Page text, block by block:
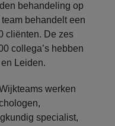
behandeling op
behandelt een
cliënten. De zes
collega’s hebben
Leiden.
werken
specialist,